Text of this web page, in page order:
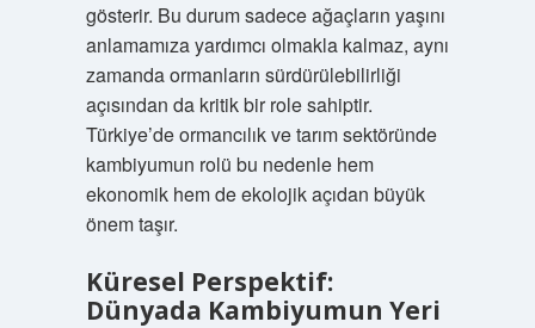
gösterir. Bu durum sadece ağaçların yaşını
anlamamıza yardımcı olmakla kalmaz, aynı
zamanda ormanların sürdürülebilirliği
açısından da kritik bir role sahiptir.
Türkiye’de ormancılık ve tarım sektöründe
kambiyumun rolü bu nedenle hem
ekonomik hem de ekolojik açıdan büyük
önem taşır.
Küresel Perspektif:
Dünyada Kambiyumun Yeri